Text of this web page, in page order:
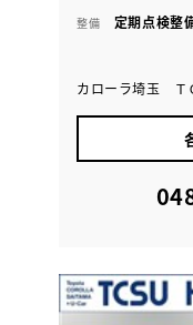
整備 定期点検整
カローラ埼玉 Ｔ